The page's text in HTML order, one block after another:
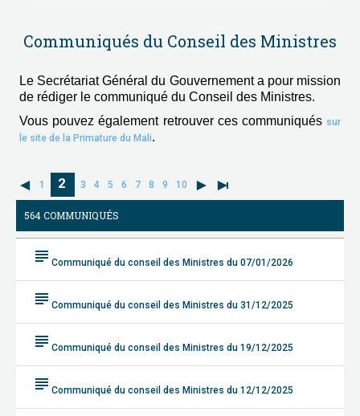
Communiqués du Conseil des Ministres
Le Secrétariat Général du Gouvernement a pour mission
de rédiger le communiqué du Conseil des Ministres.
Vous pouvez également retrouver ces communiqués sur
le site de la Primature du Mali.
1 2 3 4 5 6 7 8 9 10
564 COMMUNIQUÉS
subject Communiqué du conseil des Ministres du 07/01/2026
subject Communiqué du conseil des Ministres du 31/12/2025
subject Communiqué du conseil des Ministres du 19/12/2025
subject Communiqué du conseil des Ministres du 12/12/2025